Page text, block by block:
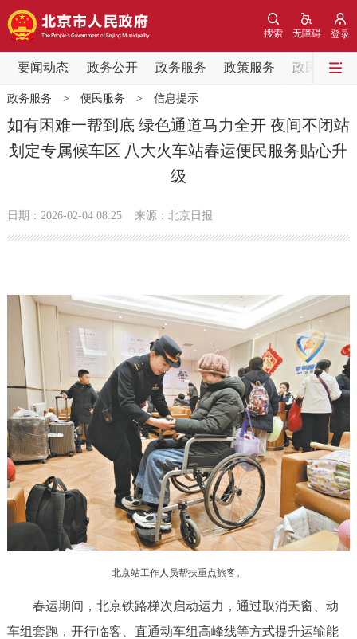
登录
无障碍
搜索
要闻动态 政务公开 政务服务 政策服务 政民互动
要闻动态
党中央精神 国务院信息
北京要闻 会议信息 部门动态
政务公开
政策兑现 政策解读 回应关切
决策公开 专题公开
政务服务
个人服务 法人服务 部门服务
便民服务 利企服务 投资项目
中介服务 阳光政务
12345网上接诉即办 我要咨询 我要建议
政务服务 > 便民服务 > 信息提示
如有困难一帮到底 绿色通道马力全开 夜间不闭站
划定专属候车区 八大火车站春运便民服务贴心升
级
日期：2026-02-04 08:25 来源：北京日报
北京站工作人员帮扶重点旅客。
春运期间，北京铁路梯次启动运力，通过取消天窗、动
车组套跑，开行临客、直通动车组高峰线等方式提升运输能